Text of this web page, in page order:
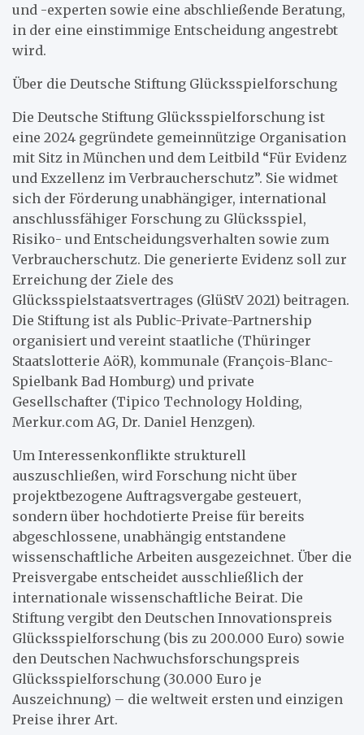
und -experten sowie eine abschließende Beratung,
in der eine einstimmige Entscheidung angestrebt
wird.
Über die Deutsche Stiftung Glücksspielforschung
Die Deutsche Stiftung Glücksspielforschung ist
eine 2024 gegründete gemeinnützige Organisation
mit Sitz in München und dem Leitbild “Für Evidenz
und Exzellenz im Verbraucherschutz”. Sie widmet
sich der Förderung unabhängiger, international
anschlussfähiger Forschung zu Glücksspiel,
Risiko- und Entscheidungsverhalten sowie zum
Verbraucherschutz. Die generierte Evidenz soll zur
Erreichung der Ziele des
Glücksspielstaatsvertrages (GlüStV 2021) beitragen.
Die Stiftung ist als Public-Private-Partnership
organisiert und vereint staatliche (Thüringer
Staatslotterie AöR), kommunale (François-Blanc-
Spielbank Bad Homburg) und private
Gesellschafter (Tipico Technology Holding,
Merkur.com AG, Dr. Daniel Henzgen).
Um Interessenkonflikte strukturell
auszuschließen, wird Forschung nicht über
projektbezogene Auftragsvergabe gesteuert,
sondern über hochdotierte Preise für bereits
abgeschlossene, unabhängig entstandene
wissenschaftliche Arbeiten ausgezeichnet. Über die
Preisvergabe entscheidet ausschließlich der
internationale wissenschaftliche Beirat. Die
Stiftung vergibt den Deutschen Innovationspreis
Glücksspielforschung (bis zu 200.000 Euro) sowie
den Deutschen Nachwuchsforschungspreis
Glücksspielforschung (30.000 Euro je
Auszeichnung) – die weltweit ersten und einzigen
Preise ihrer Art.